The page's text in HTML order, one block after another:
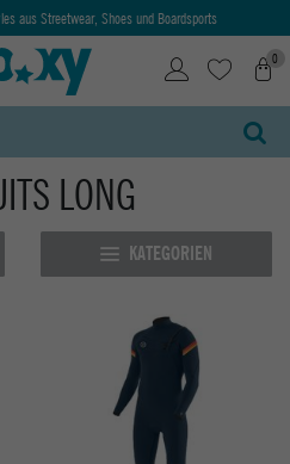
aus Streetwear, Shoes und Boardsports
0
LONG
KATEGORIEN